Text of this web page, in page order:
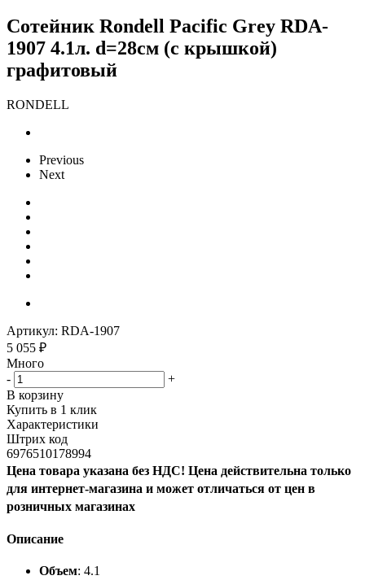
Сотейник Rondell Pacific Grey RDA-
1907 4.1л. d=28см (с крышкой)
графитовый
RONDELL
Previous
Next
Артикул: RDA-1907
5 055 ₽
Много
-
+
В корзину
Купить в 1 клик
Характеристики
Штрих код
6976510178994
Цена товара указана без НДС! Цена действительна только
для интернет-магазина и может отличаться от цен в
розничных магазинах
Описание
Объем: 4.1